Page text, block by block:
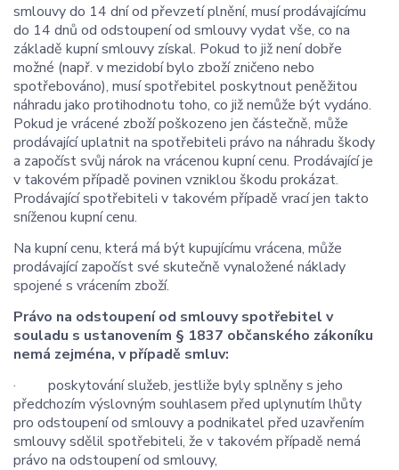
smlouvy do 14 dní od převzetí plnění, musí prodávajícímu
do 14 dnů od odstoupení od smlouvy vydat vše, co na
základě kupní smlouvy získal. Pokud to již není dobře
možné (např. v mezidobí bylo zboží zničeno nebo
spotřebováno), musí spotřebitel poskytnout peněžitou
náhradu jako protihodnotu toho, co již nemůže být vydáno.
Pokud je vrácené zboží poškozeno jen částečně, může
prodávající uplatnit na spotřebiteli právo na náhradu škody
a započíst svůj nárok na vrácenou kupní cenu. Prodávající je
v takovém případě povinen vzniklou škodu prokázat.
Prodávající spotřebiteli v takovém případě vrací jen takto
sníženou kupní cenu.
Na kupní cenu, která má být kupujícímu vrácena, může
prodávající započíst své skutečně vynaložené náklady
spojené s vrácením zboží.
Právo na odstoupení od smlouvy spotřebitel v
souladu s ustanovením § 1837 občanského zákoníku
nemá zejména, v případě smluv:
· poskytování služeb, jestliže byly splněny s jeho
předchozím výslovným souhlasem před uplynutím lhůty
pro odstoupení od smlouvy a podnikatel před uzavřením
smlouvy sdělil spotřebiteli, že v takovém případě nemá
právo na odstoupení od smlouvy,